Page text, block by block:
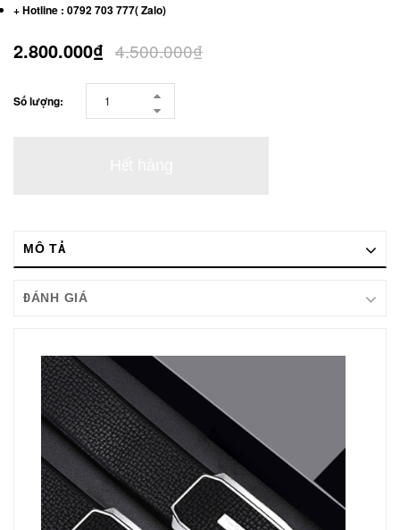
+ Hotline : 0792 703 777( Zalo)
2.800.000₫ 4.500.000₫
Số lượng:
MÔ TẢ
ĐÁNH GIÁ